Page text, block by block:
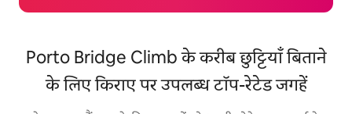
Porto Bridge Climb के करीब छुट्टियाँ बिताने
के लिए किराए पर उपलब्ध टॉप-रेटेड जगहें